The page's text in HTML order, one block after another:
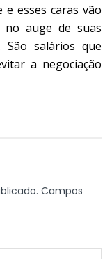
esses caras vão
no auge de suas
São salários que
a negociação
Campos